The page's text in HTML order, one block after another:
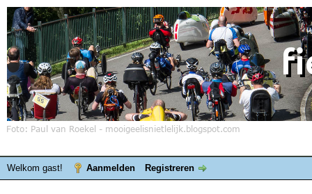
Welkom gast! Aanmelden Registreren